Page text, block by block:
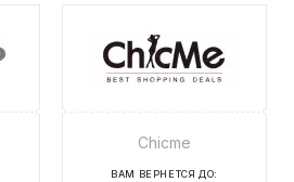
Chicme
ВАМ ВЕРНЕТСЯ ДО: